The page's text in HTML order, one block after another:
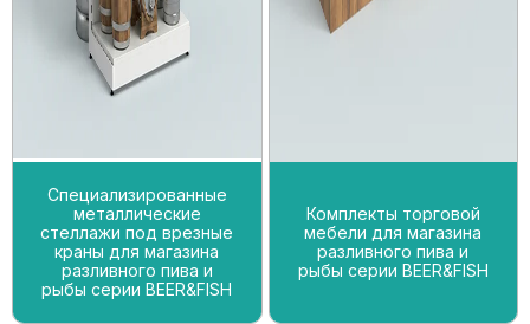
Специализированные
металлические
стеллажи под врезные
краны для магазина
разливного пива и
рыбы серии BEER&FISH
Комплекты торговой
мебели для магазина
разливного пива и
рыбы серии BEER&FISH